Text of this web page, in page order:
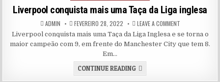
Liverpool conquista mais uma Taça da Liga inglesa
AUTHOR:
ADMIN PUBLISHED DATE:
FEVEREIRO 28, 2022 LEAVE A COMMENTON LIVERPOOL
Liverpool conquista mais uma Taça da Liga Inglesa e se torna o
maior campeão com 9, em frente do Manchester City que tem 8.
Em…
CONTINUE READINGLIVERPOOL CONQUISTA